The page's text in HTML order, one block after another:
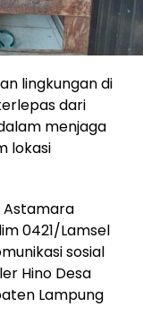
lingkungan di
dari
menjaga
lokasi
Astamara
0421/Lamsel
sosial
Hino Desa
Lampung